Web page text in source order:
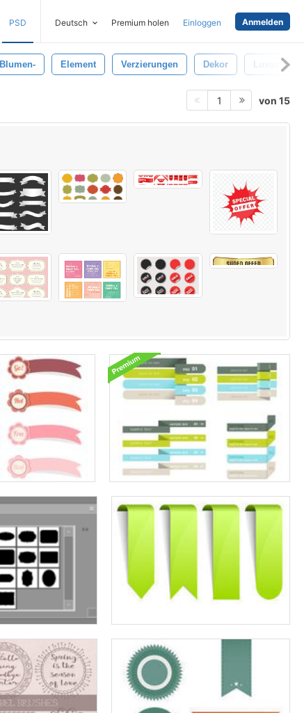
PSD Deutsch Premium holen Einloggen Anmelden
Blumen- Element Verzierungen Dekor Luxus
1 von 15